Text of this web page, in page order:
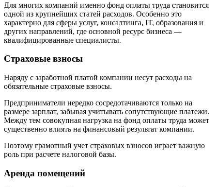
Для многих компаний именно фонд оплаты труда становится
одной из крупнейших статей расходов. Особенно это
характерно для сферы услуг, консалтинга, IT, образования и
других направлений, где основной ресурс бизнеса —
квалифицированные специалисты.
Страховые взносы
Наряду с заработной платой компании несут расходы на
обязательные страховые взносы.
Предприниматели нередко сосредотачиваются только на
размере зарплат, забывая учитывать сопутствующие платежи.
Между тем совокупная нагрузка на фонд оплаты труда может
существенно влиять на финансовый результат компании.
Поэтому грамотный учет страховых взносов играет важную
роль при расчете налоговой базы.
Аренда помещений